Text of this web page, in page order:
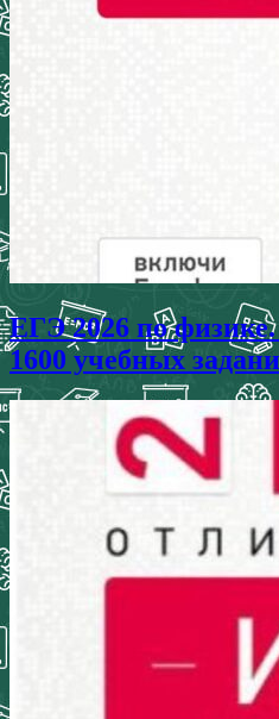
ЕГЭ 2026 по
1600 учебных